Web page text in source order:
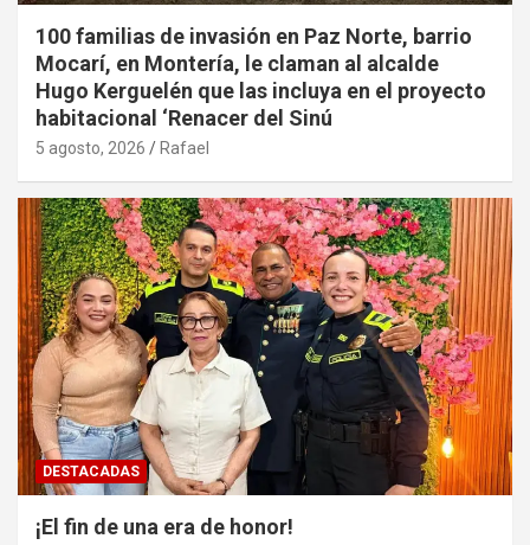
100 familias de invasión en Paz Norte, barrio
Mocarí, en Montería, le claman al alcalde
Hugo Kerguelén que las incluya en el proyecto
habitacional ‘Renacer del Sinú
5 agosto, 2026 Rafael
DESTACADAS
¡El fin de una era de honor!